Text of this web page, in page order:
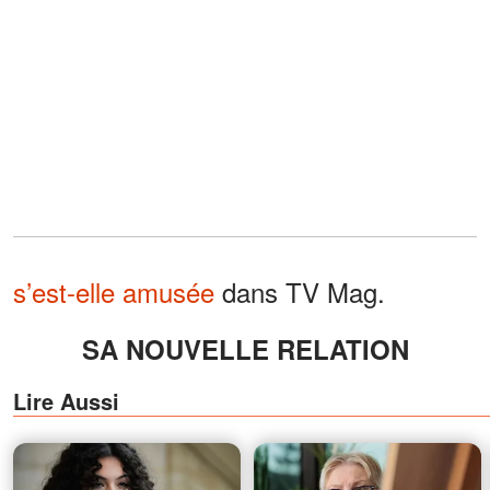
s’est-elle amusée dans TV Mag.
SA NOUVELLE RELATION
Lire Aussi